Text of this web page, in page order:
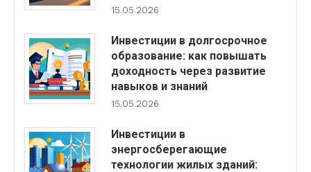
15.05.2026
Инвестиции в долгосрочное
образование: как повышать
доходность через развитие
навыков и знаний
15.05.2026
Инвестиции в
энергосберегающие
технологии жилых зданий: